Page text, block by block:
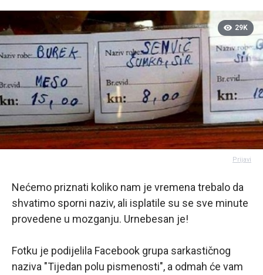
29K
Prijavi
Nećemo priznati koliko nam je vremena trebalo da
shvatimo sporni naziv, ali isplatile su se sve minute
provedene u mozganju. Urnebesan je!
Fotku je podijelila Facebook grupa sarkastičnog
naziva "Tijedan polu pismenosti", a odmah će vam